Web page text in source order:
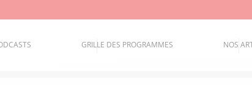
GRILLE DES PROGRAMMES NOS